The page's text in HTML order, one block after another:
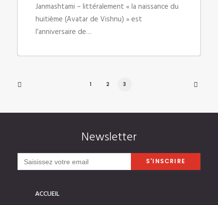
Janmashtami – littéralement « la naissance du
huitième (Avatar de Vishnu) » est
l’anniversaire de…
1 2 3
Newsletter
ACCUEIL